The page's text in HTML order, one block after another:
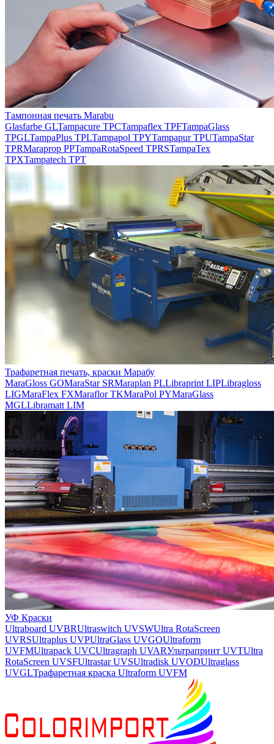
Тампонная печать Marabu
Glasfarbe GLTampacure TPCTampaflex TPFTampaGlass
TPGLTampaPlus TPLTampapol TPYTampapur TPUTampaStar
TPRMaraprop PPTampaRotaSpeed TPRSTampaTex
TPXTampatech TPT
Трафаретная печать, краски Марабу
MaraGloss GOMaraStar SRMaraplan PLLibraprint LIPLibragloss
LIGMaraFlex FXMaraflor TKMaraPol PYMaraGlass
MGLLibramatt LIM
УФ Краски
Ultraboard UVBRUltraswitch UVSWUltra RotaScreen
UVRSUltraplus UVPUltraGlass UVGOUltraform
UVFMUltrapack UVCUltragraph UVARУльтрапринт UVTUltra
RotaScreen UVSFUltrastar UVSUltradisk UVODUltraglass
UVGLТрафаретная краска Ultraform UVFM